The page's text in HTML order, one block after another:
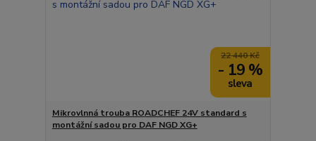
22 440 Kč
- 19 %
Mikrovlnná trouba ROADCHEF 24V standard s
montážní sadou pro DAF NGD XG+